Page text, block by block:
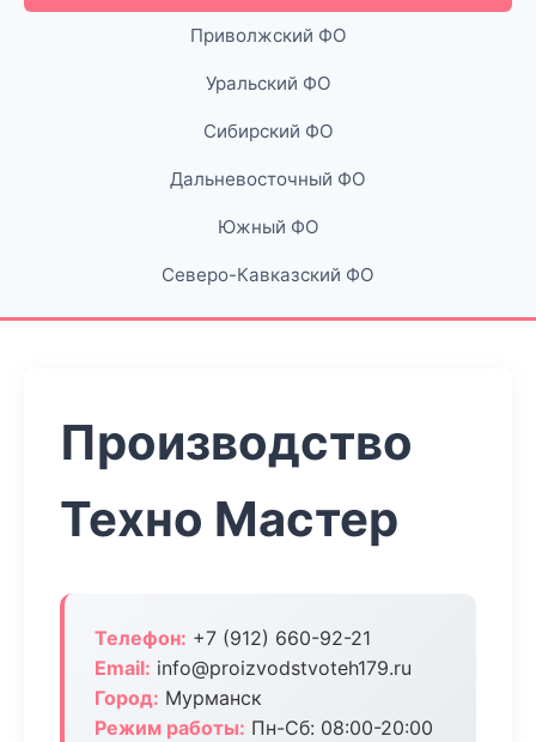
Приволжский ФО
Уральский ФО
Сибирский ФО
Дальневосточный ФО
Южный ФО
Северо-Кавказский ФО
Производство
Техно Мастер
Телефон: +7 (912) 660-92-21
Email: info@proizvodstvoteh179.ru
Город: Мурманск
Режим работы: Пн-Сб: 08:00-20:00